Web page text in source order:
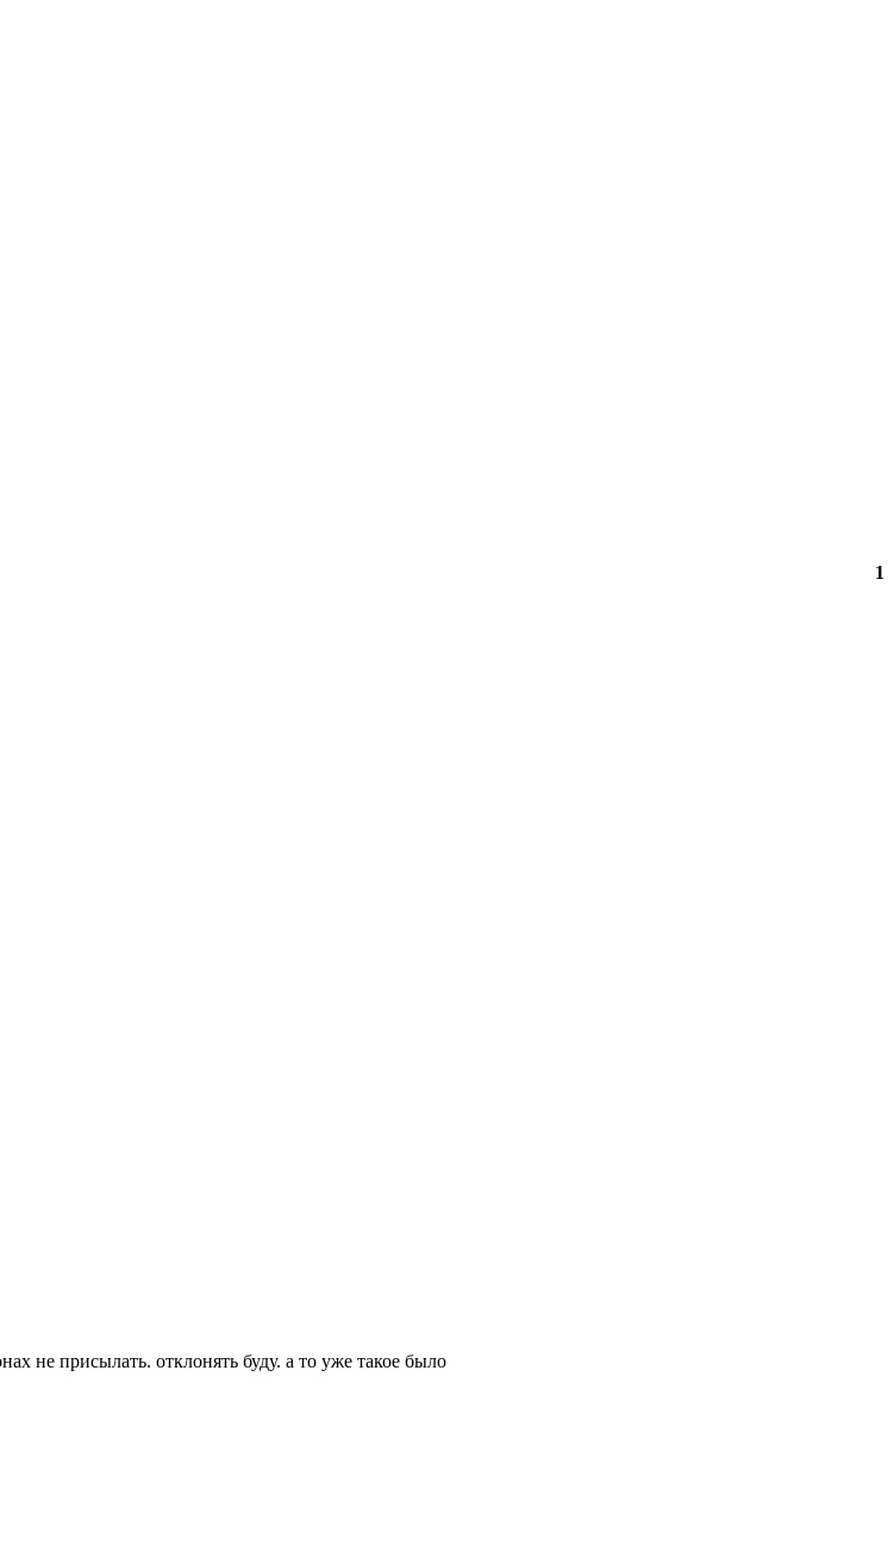
1
не присылать. отклонять буду. а то уже такое было